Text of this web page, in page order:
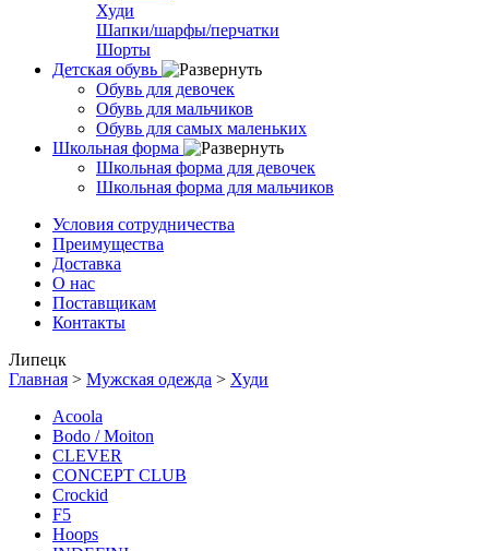
Худи
Шапки/шарфы/перчатки
Шорты
Детская обувь
Обувь для девочек
Обувь для мальчиков
Обувь для самых маленьких
Школьная форма
Школьная форма для девочек
Школьная форма для мальчиков
Условия сотрудничества
Преимущества
Доставка
О нас
Поставщикам
Контакты
Липецк
Главная > Мужская одежда > Худи
Acoola
Bodo / Moiton
CLEVER
CONCEPT CLUB
Crockid
F5
Hoops